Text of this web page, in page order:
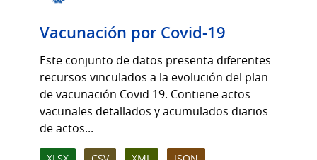
Vacunación por Covid-19
Este conjunto de datos presenta diferentes
recursos vinculados a la evolución del plan
de vacunación Covid 19. Contiene actos
vacunales detallados y acumulados diarios
de actos...